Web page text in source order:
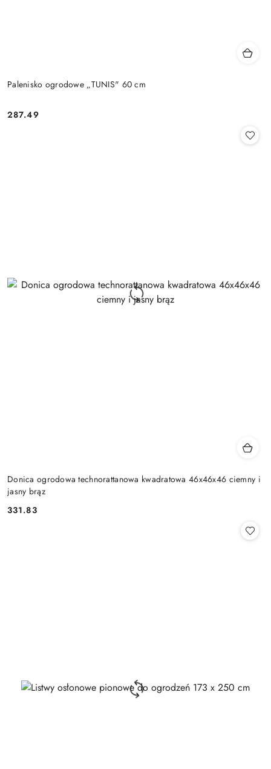
Palenisko ogrodowe „TUNIS" 60 cm
Cena:
287.49
Donica ogrodowa technorattanowa kwadratowa 46x46x46 ciemny i
jasny brąz
Cena:
331.83